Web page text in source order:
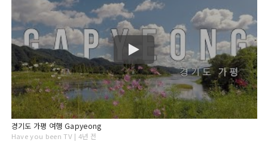
경기도 가평 여행 Gapyeong
Have you been TV | 4년 전